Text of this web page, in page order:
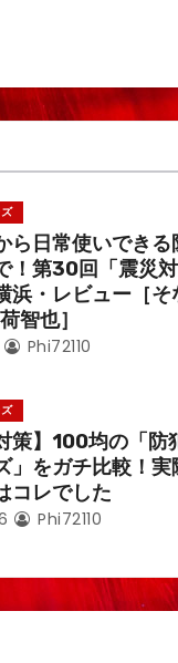
ら日常使いできる
！第30回「震災
浜・レビュー［そ
智也］
Phi72110
策】100均の「防
」をガチ比較！実
コレでした
Phi72110